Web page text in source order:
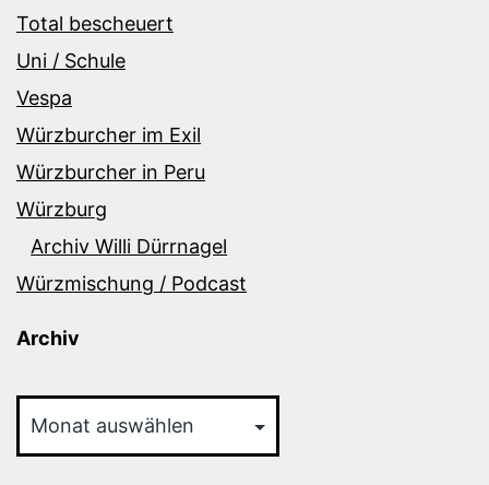
Total bescheuert
Uni / Schule
Vespa
Würzburcher im Exil
Würzburcher in Peru
Würzburg
Archiv Willi Dürrnagel
Würzmischung / Podcast
Archiv